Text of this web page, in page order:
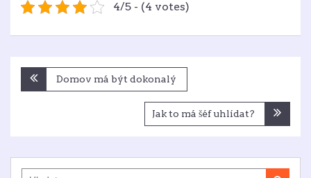
4/5 - (4 votes)
Navigace
pro
Domov má být dokonalý
Jak to má šéf uhlídat?